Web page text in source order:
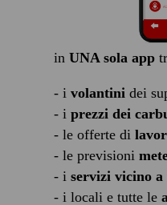
in UNA sola app
- i volantinidei
- i prezzi dei
- le offerte di
- le previsioni
- i servizi vicino a
- i locali e tutte le